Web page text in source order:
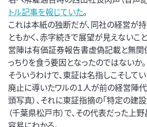
トル記事を報じていた。
これは本紙の独断だが、同社の経営が
ともかく、赤字続きで展望が見えないこ
営陣は有価証券報告書虚偽記載と無関
っちりを食う要因となったのではないか。
そういうわけで、東証は名指しこそして
廃止に導いたワルの１人が前の経営陣
頭写真）、それに東証指摘の「特定の建設
（千葉県松戸市）で、その代表だった上